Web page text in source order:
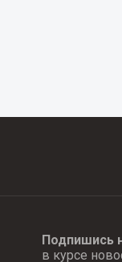
Подпишись
в курсе